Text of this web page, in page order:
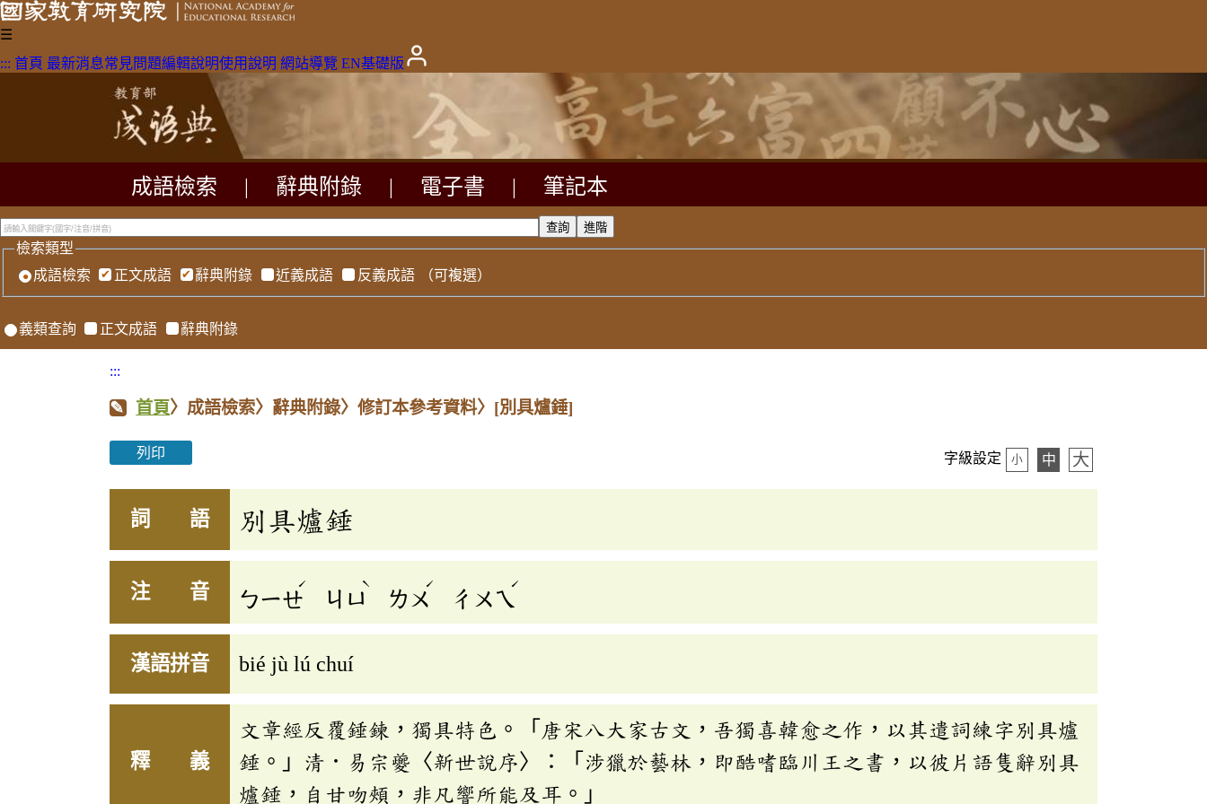
☰
::: 首頁 最新消息常見問題編輯說明使用說明 網站導覽 EN基礎版
成語檢索 辭典附錄 電子書 筆記本
檢索類型
成語檢索
正文成語 辭典附錄 近義成語 反義成語 （可複選）
義類查詢 正文成語 辭典附錄
:::
首頁〉成語檢索〉辭典附錄〉修訂本參考資料〉 [別具爐錘]
列印 字級設定 小 中 大
詞 語 別具爐錘
注 音 ㄅㄧㄝ
ˊ
ㄐㄩ
ˋ
ㄌㄨ
ˊ
ㄔㄨㄟ
ˊ
漢語拼音 bié jù lú chuí
釋 義
文章經反覆錘鍊，獨具特色。「唐宋八大家古文，吾獨喜韓愈之作，以其遣詞練字別具爐
錘。」清．易宗夔〈新世說序〉：「涉獵於藝林，即酷嗜臨川王之書，以彼片語隻辭別具
爐錘，自甘吻頰，非凡響所能及耳。」